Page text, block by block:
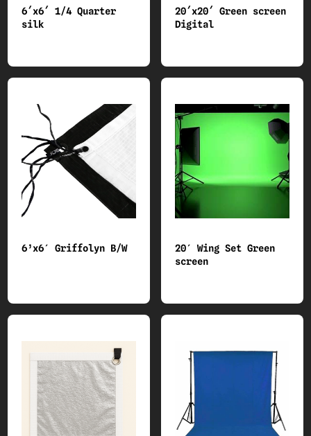
6´x6´ 1/4 Quarter
silk
20´x20´ Green screen
Digital
6’x6′ Griffolyn B/W
20′ Wing Set Green
screen